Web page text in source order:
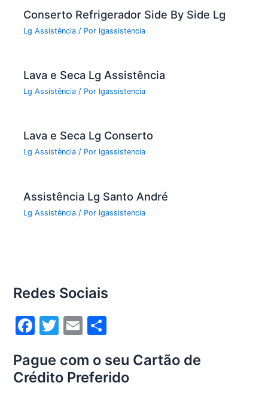
k
Conserto Refrigerador Side By Side Lg
Lg Assistência / Por lgassistencia
Lava e Seca Lg Assistência
Lg Assistência / Por lgassistencia
Lava e Seca Lg Conserto
Lg Assistência / Por lgassistencia
Assistência Lg Santo André
Lg Assistência / Por lgassistencia
Redes Sociais
F
c
e
T
itt
er
E
ai
l
ar
e
Pague com o seu Cartão de
Crédito Preferido